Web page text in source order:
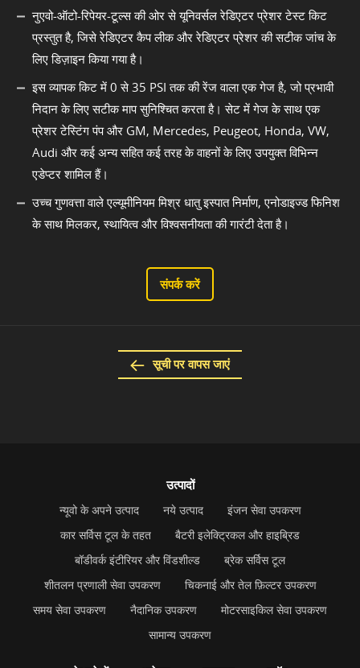
नुएवो-ऑटो-रिपेयर-टूल्स की ओर से यूनिवर्सल रेडिएटर प्रेशर टेस्ट किट
प्रस्तुत है, जिसे रेडिएटर कैप लीक और रेडिएटर प्रेशर की सटीक जांच के
लिए डिज़ाइन किया गया है।
इस व्यापक किट में 0 से 35 PSI तक की रेंज वाला एक गेज है, जो प्रभावी
निदान के लिए सटीक माप सुनिश्चित करता है। सेट में गेज के साथ एक
प्रेशर टेस्टिंग पंप और GM, Mercedes, Peugeot, Honda, VW,
Audi और कई अन्य सहित कई तरह के वाहनों के लिए उपयुक्त विभिन्न
एडेप्टर शामिल हैं।
उच्च गुणवत्ता वाले एल्यूमीनियम मिश्र धातु इस्पात निर्माण, एनोडाइज्ड फिनिश
के साथ मिलकर, स्थायित्व और विश्वसनीयता की गारंटी देता है।
संपर्क करें
सूची पर वापस जाएं
उत्पादों
न्यूवो के अपने उत्पाद नये उत्पाद
इंजन सेवा उपकरण
कार सर्विस टूल के तहत
बैटरी इलेक्ट्रिकल और हाइब्रिड
बॉडीवर्क इंटीरियर और विंडशील्ड
ब्रेक सर्विस टूल
शीतलन प्रणाली सेवा उपकरण
चिकनाई और तेल फ़िल्टर उपकरण
समय सेवा उपकरण
नैदानिक उपकरण
मोटरसाइकिल सेवा उपकरण
सामान्य उपकरण